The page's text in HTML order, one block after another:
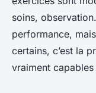
soins,
performance,
certains, c’est la
vraiment capables